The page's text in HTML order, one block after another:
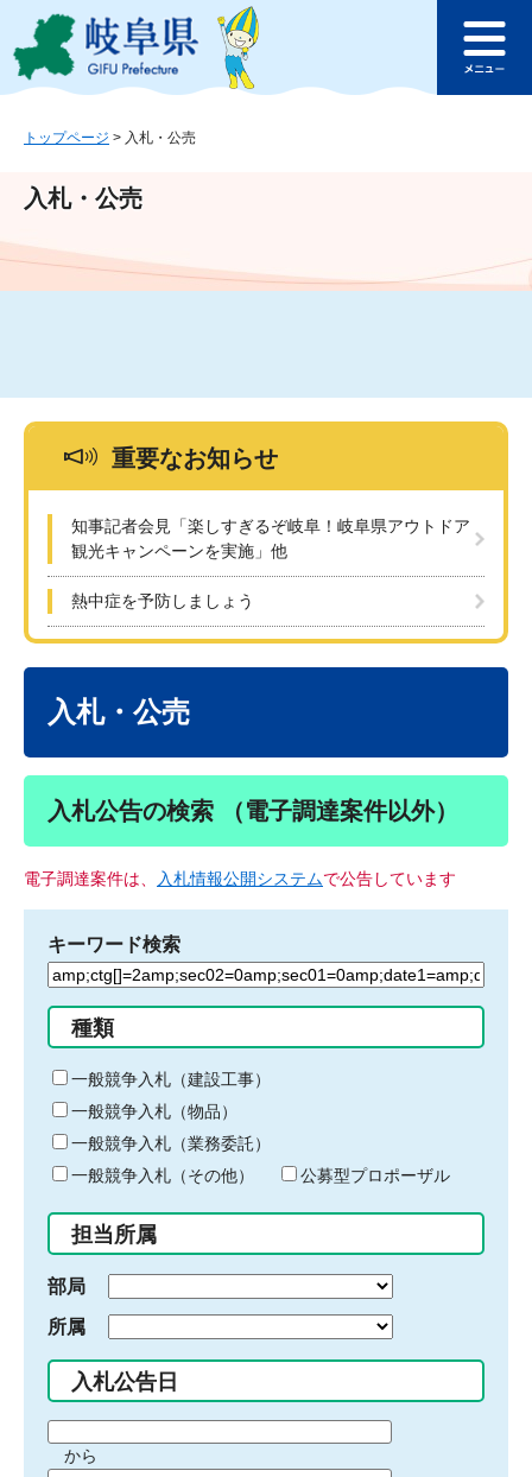
ジ
ュ
文
このページの本文へ
ュ
トップページ > 入札・公売
入札・公売
重要なお知らせ
知事記者会見「楽しすぎるぞ岐阜！岐阜県アウトドア
観光キャンペーンを実施」他
熱中症を予防しましょう
入札・公売
入札公告の検索 （電子調達案件以外）
電子調達案件は、 入札情報公開システムで公告しています
キーワード検索
検
る
キ
ー
ワ
ー
ド
入
力
種類
一般競争入札（建設工事）
一般競争入札（物品）
一般競争入札（業務委託）
一般競争入札（その他）
公募型プロポーザル
担当所属
部局
所属
入札公告日
間から